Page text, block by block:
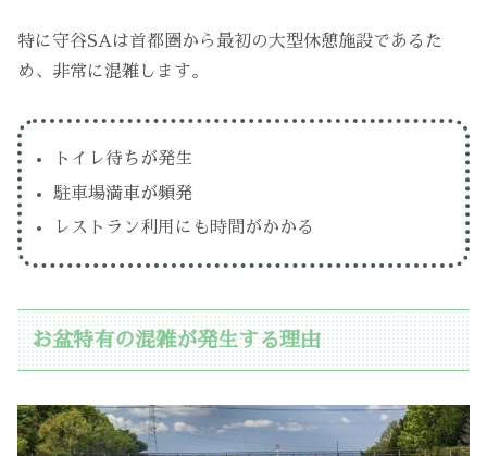
特に守谷SAは首都圏から最初の大型休憩施設であるた
め、非常に混雑します。
トイレ待ちが発生
駐車場満車が頻発
レストラン利用にも時間がかかる
お盆特有の混雑が発生する理由